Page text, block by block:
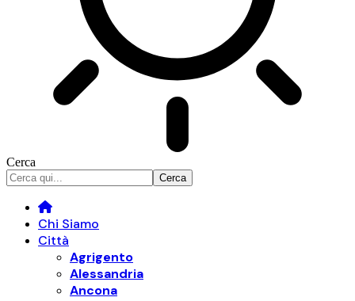
Cerca
Chi Siamo
Città
Agrigento
Alessandria
Ancona